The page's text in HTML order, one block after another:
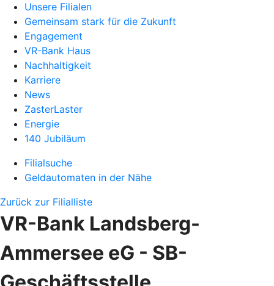
Unsere Filialen
Gemeinsam stark für die Zukunft
Engagement
VR-Bank Haus
Nachhaltigkeit
Karriere
News
ZasterLaster
Energie
140 Jubiläum
Filialsuche
Geldautomaten in der Nähe
Zurück zur Filialliste
VR-Bank Landsberg-
Ammersee eG - SB-